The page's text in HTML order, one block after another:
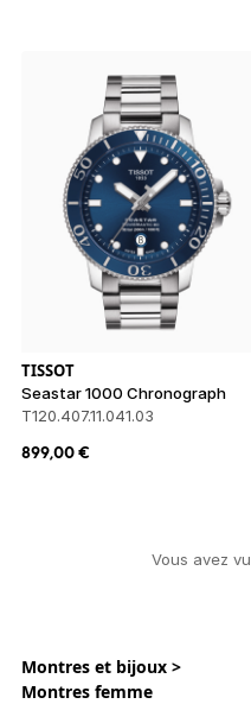
TISSOT
Seastar 1000 Chronograph
T120.407.11.041.03
899,00€
Vous avez vu
Montres et bijoux >
Montres femme